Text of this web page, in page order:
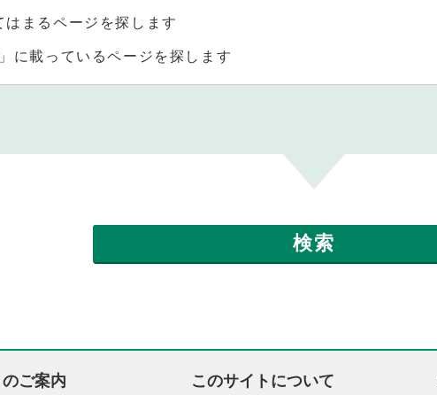
はまるページを探します
」に載っているページを探します
ご案内 このサイトについて